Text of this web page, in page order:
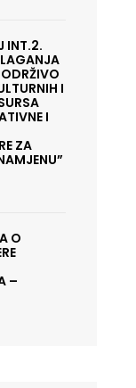
INT.2.
I
I
ZA
O
–